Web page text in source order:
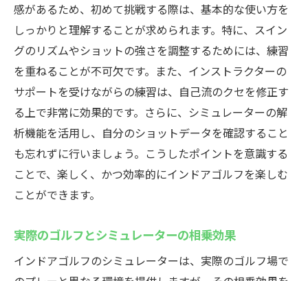
感があるため、初めて挑戦する際は、基本的な使い方を
しっかりと理解することが求められます。特に、スイン
グのリズムやショットの強さを調整するためには、練習
を重ねることが不可欠です。また、インストラクターの
サポートを受けながらの練習は、自己流のクセを修正す
る上で非常に効果的です。さらに、シミュレーターの解
析機能を活用し、自分のショットデータを確認すること
も忘れずに行いましょう。こうしたポイントを意識する
ことで、楽しく、かつ効率的にインドアゴルフを楽しむ
ことができます。
実際のゴルフとシミュレーターの相乗効果
インドアゴルフのシミュレーターは、実際のゴルフ場で